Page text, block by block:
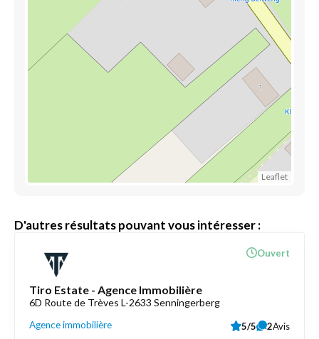
Leaflet
D'autres résultats pouvant vous intéresser :
Tiro Estate - Agence Immobilière
6D Route de Trèves L-2633 Senningerberg
Agence immobilière
Ouvert
5/5 2Avis